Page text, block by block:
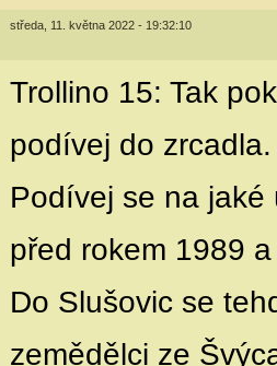
středa, 11. května 2022 - 19:32:10
Trollino 15: Tak
podívej do
Podívej se na jaké
před rokem 1989
Do Slušovic se
zemědělci ze